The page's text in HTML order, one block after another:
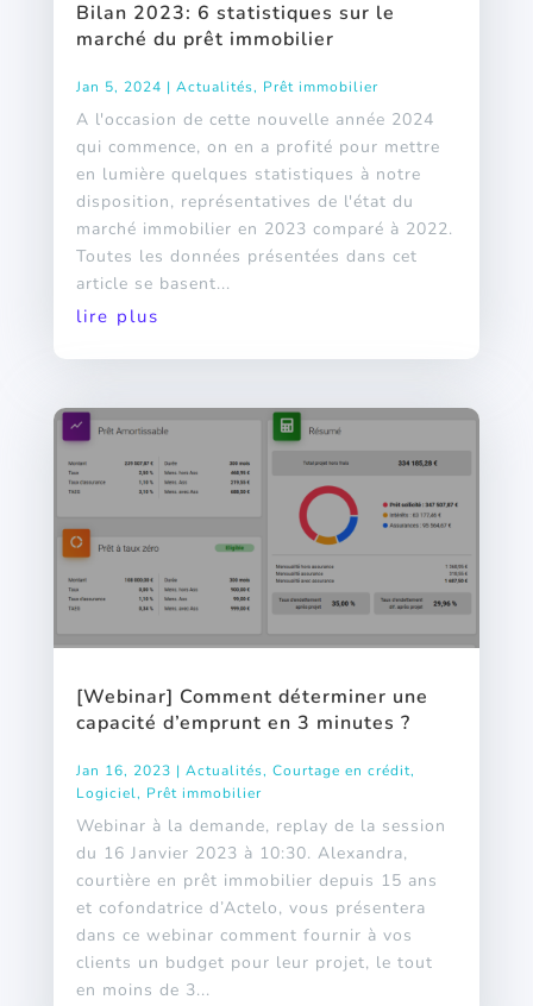
Bilan 2023: 6 statistiques sur le
marché du prêt immobilier
Jan 5, 2024 | Actualités, Prêt immobilier
A l'occasion de cette nouvelle année 2024
qui commence, on en a profité pour mettre
en lumière quelques statistiques à notre
disposition, représentatives de l'état du
marché immobilier en 2023 comparé à 2022.
Toutes les données présentées dans cet
article se basent...
lire plus
[Webinar] Comment déterminer une
capacité d’emprunt en 3 minutes ?
Jan 16, 2023 | Actualités, Courtage en crédit,
Logiciel, Prêt immobilier
Webinar à la demande, replay de la session
du 16 Janvier 2023 à 10:30. Alexandra,
courtière en prêt immobilier depuis 15 ans
et cofondatrice d’Actelo, vous présentera
dans ce webinar comment fournir à vos
clients un budget pour leur projet, le tout
en moins de 3...